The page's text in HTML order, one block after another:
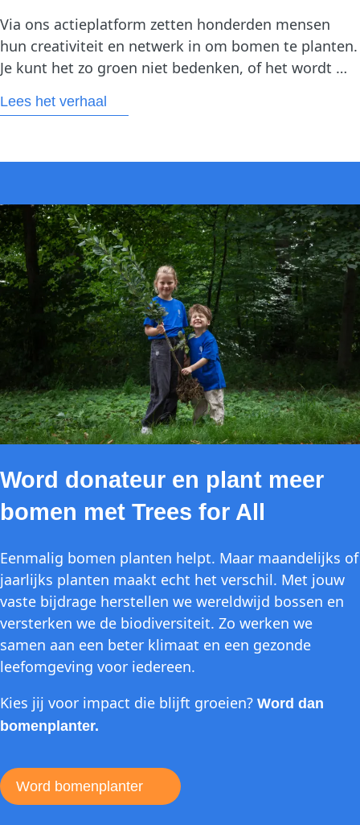
Via ons actieplatform zetten honderden mensen
hun creativiteit en netwerk in om bomen te planten.
Je kunt het zo groen niet bedenken, of het wordt
statiegeldinzamelactie, en van stoepkrijten met
Lees het verhaal
Word donateur en plant meer
bomen met Trees for All
Eenmalig bomen planten helpt. Maar maandelijks of
jaarlijks planten maakt echt het verschil. Met jouw
vaste bijdrage herstellen we wereldwijd bossen en
versterken we de biodiversiteit. Zo werken we
samen aan een beter klimaat en een gezonde
leefomgeving voor iedereen.
Kies jij voor impact die blijft groeien? Word dan
bomenplanter.
Word bomenplanter